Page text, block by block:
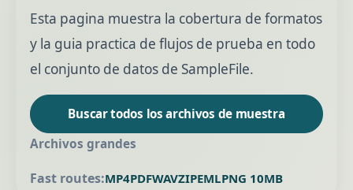
Esta pagina muestra la cobertura de formatos
y la guia practica de flujos de prueba en todo
el conjunto de datos de SampleFile.
Buscar todos los archivos de muestra
Archivos grandes
Fast routes:MP4PDFWAVZIPEMLPNG 10MB